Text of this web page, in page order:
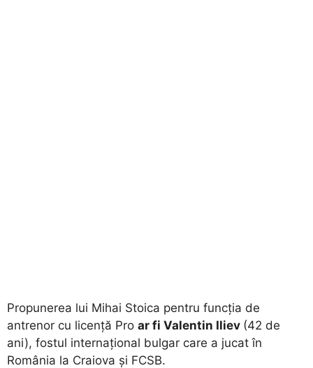
Propunerea lui Mihai Stoica pentru funcția de
antrenor cu licență Pro ar fi Valentin Iliev (42 de
ani), fostul internațional bulgar care a jucat în
România la Craiova și FCSB.